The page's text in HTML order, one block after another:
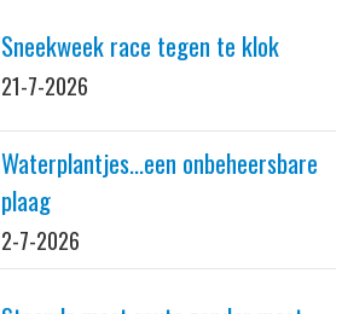
Sneekweek race tegen te klok
21-7-2026
Waterplantjes...een onbeheersbare
plaag
2-7-2026